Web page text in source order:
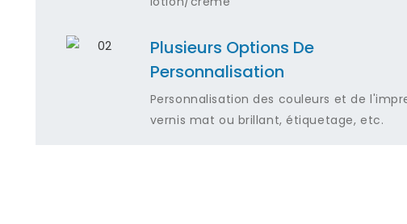
Plusieurs Options De
Personnalisation
Personnalisation des couleurs et de
vernis mat ou brillant, étiquetage, etc.